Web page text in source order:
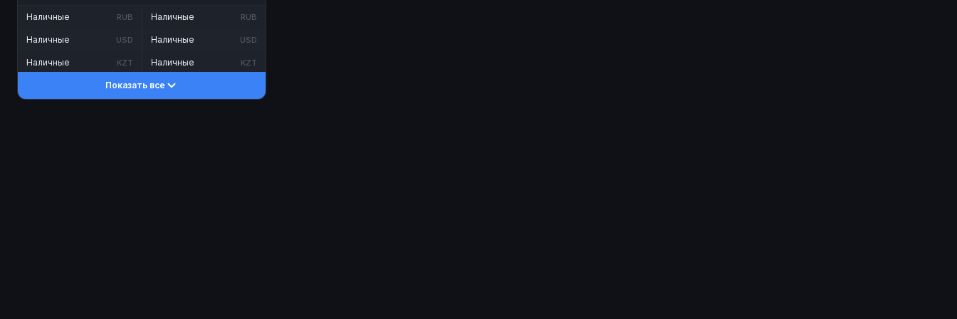
Наличные RUB
Наличные USD
Наличные KZT
Наличные RUB
Наличные USD
Наличные KZT
Показать все